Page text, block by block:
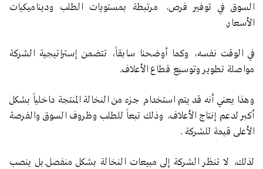
السوق في توفير فرص، مرتبطة بمستويات الطلب وديناميكيات
الأسعار.
في الوقت نفسه، وكما أوضحنا سابقاً، تتضمن إستراتيجية الشركة
مواصلة تطوير وتوسيع قطاع الأعلاف.
وهذا يعني أنه قد يتم استخدام جزء من النخالة المنتجة داخلياً بشكل
أكبر لدعم إنتاج الأعلاف، وذلك تبعاً للطلب وظروف السوق والفرصة
الأعلى قيمة للشركة .
لذلك، لا تنظر الشركة إلى مبيعات النخالة بشكل منفصل.بل ينصب